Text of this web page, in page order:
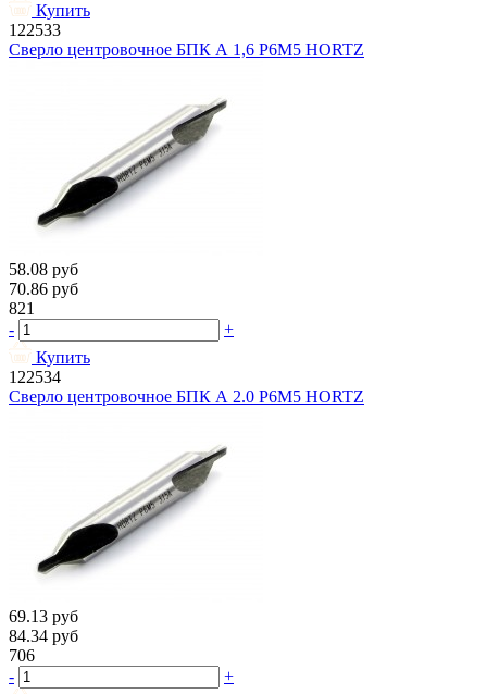
Купить
122533
Сверло центровочное БПК А 1,6 Р6М5 HORTZ
58.08 руб
70.86 руб
821
-
+
Купить
122534
Сверло центровочное БПК А 2.0 Р6М5 HORTZ
69.13 руб
84.34 руб
706
-
+